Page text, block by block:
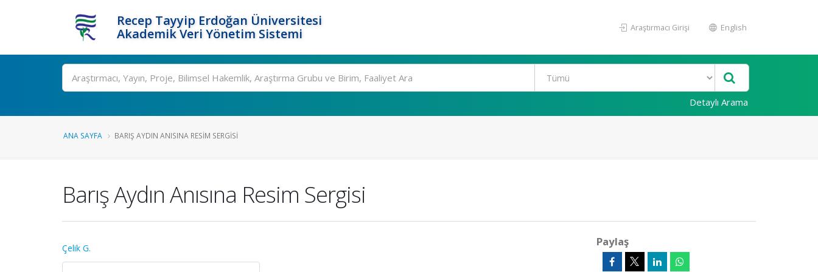
Recep Tayyip Erdoğan Üniversitesi
Akademik Veri Yönetim Sistemi
Araştırmacı Girişi English
Ara
Detaylı Arama
ANA SAYFA BARIŞ AYDIN ANISINA RESIM SERGISI
Barış Aydın Anısına Resim Sergisi
Çelik G. Paylaş